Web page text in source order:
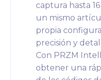
captura hasta
un mismo
propia
precisión y
Con PRZM
obtener una